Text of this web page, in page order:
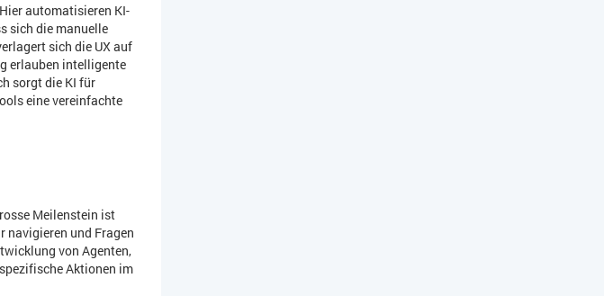
automatisieren KI-
sich die manuelle
sich die UX auf
erlauben intelligente
sorgt die KI für
eine vereinfachte
Meilenstein ist
navigieren und Fragen
von Agenten,
Aktionen im